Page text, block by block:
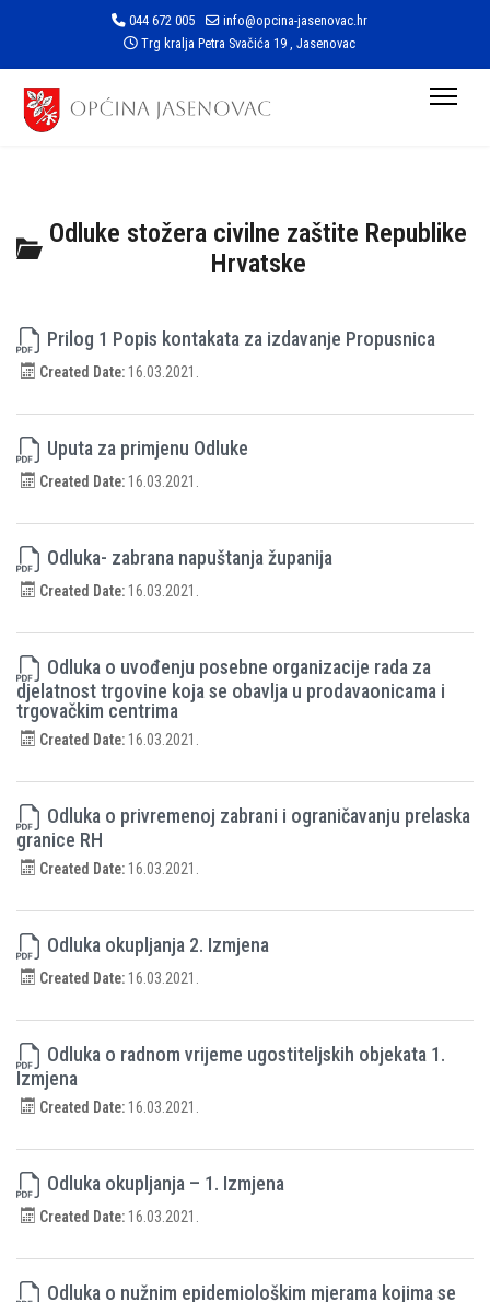
044 672 005
info@opcina-jasenovac.hr
Trg kralja Petra Svačića 19 , Jasenovac
Odluke stožera civilne zaštite Republike
Hrvatske
Prilog 1 Popis kontakata za izdavanje Propusnica
Created Date: 16.03.2021.
Uputa za primjenu Odluke
Created Date: 16.03.2021.
Odluka- zabrana napuštanja županija
Created Date: 16.03.2021.
Odluka o uvođenju posebne organizacije rada za
djelatnost trgovine koja se obavlja u prodavaonicama i
trgovačkim centrima
Created Date: 16.03.2021.
Odluka o privremenoj zabrani i ograničavanju prelaska
granice RH
Created Date: 16.03.2021.
Odluka okupljanja 2. Izmjena
Created Date: 16.03.2021.
Odluka o radnom vrijeme ugostiteljskih objekata 1.
Izmjena
Created Date: 16.03.2021.
Odluka okupljanja – 1. Izmjena
Created Date: 16.03.2021.
Odluka o nužnim epidemiološkim mjerama kojima se